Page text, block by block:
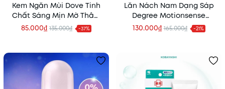
Kem Ngăn Mùi Dove Tinh
Chất Sáng Mịn Mờ Thâm
3% Niacinamide 40ml
85.000₫ 135.000₫ -37%
Lăn Nách Nam Dạng Sáp
Degree Motionsense
Ultraclear Black + White
76g (Mẫu Mới)
130.000₫ 165.000₫ -21%